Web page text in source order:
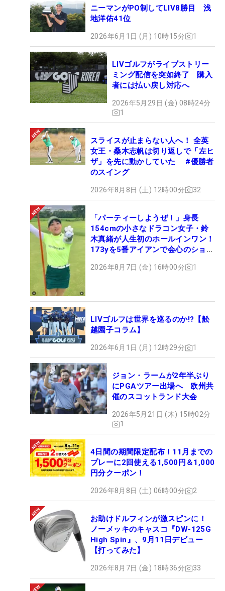
ニーマンがPO制してLIV8勝目 浅
地洋佑41位
2026年6月1日 (月) 10時15分 1
LIVゴルフがライブストリー
ミング配信を突如終了 購入
者には払い戻し対応へ
2026年5月29日 (金) 08時24分
1
スライスが止まらない人へ！ 全英
女王・桑木志帆は切り返しで「左ヒ
ザ」を先に動かしていた #優勝者
のスイング
2026年8月8日 (土) 12時00分 32
「パーティーしようぜ！」身長
154cmの小さなドラコン女子・鈴
木真緒が人生初のホールインワン！
173yを5番アイアンで会心のショッ
2026年8月7日 (金) 16時00分 1
LIVゴルフは世界を巡るのか!?【舩
越園子コラム】
2026年6月1日 (月) 12時29分 1
ジョン・ラームが2年半ぶり
にPGAツアー出場へ 欧州共
催のスコットランド大会
2026年5月21日 (木) 15時02分
1
4日間の期間限定配布！11月までの
プレーに2回使える1,500円＆1,000
円分クーポン！
2026年8月8日 (土) 06時00分 2
お助けドルフィンが激スピンに！
ノーメッキのキャスコ『DW-125G
High Spin』、9月11日デビュー
【打ってみた】
2026年8月7日 (金) 18時36分 33